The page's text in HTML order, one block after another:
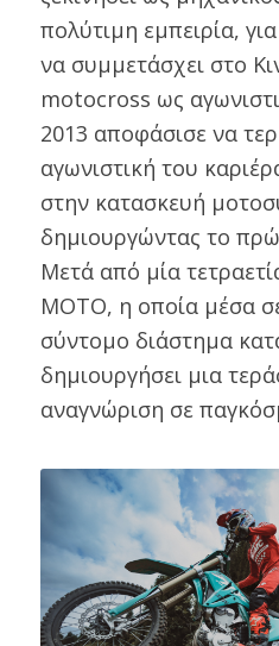
πολύτιμη εμπειρία,
να συμμετάσχει στο
motocross ως
2013 αποφάσισε να
αγωνιστική του
στην κατασκευή
δημιουργώντας το
Μετά από μία
ΜΟΤΟ, η οποία μέσα σε
σύντομο διάστημα
δημιουργήσει μια
αναγνώριση σε